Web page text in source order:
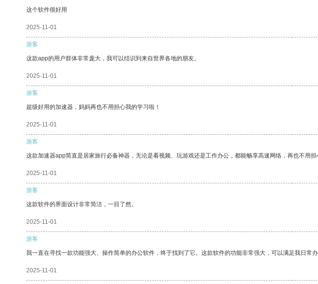
这个软件很好用
2025-11-01
游客
这款app的用户群体非常庞大，我可以结识到来自世界各地的朋友。
2025-11-01
游客
超级好用的加速器，妈妈再也不用担心我的学习啦！
2025-11-01
游客
这款加速器app简直是居家旅行必备神器，无论是看视频、玩游戏还是工作办公，都能畅享高速网络，再也不用担
2025-11-01
游客
这款软件的界面设计非常简洁，一目了然。
2025-11-01
游客
我一直在寻找一款功能强大、操作简单的办公软件，终于找到了它。这款软件的功能非常强大，可以满足我日常
2025-11-01